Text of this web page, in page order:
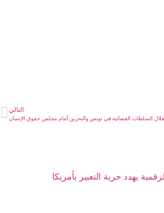
التالي
السلطات القضائية في تونس والبحرين أمام مجلس حقوق الإنسان
يهدد حرية التعبير بأمريكا